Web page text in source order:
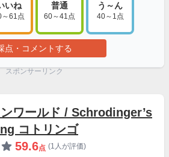
いね
～61点
普通
60～41点
う～ん
40～1点
点・コメントする
スポンサーリンク
ワールド / Schrodinger’s
コトリンゴ
59.6点 (1人が評価)